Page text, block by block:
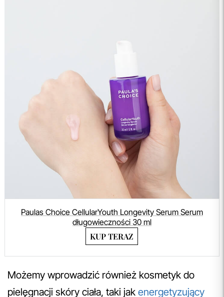
Paulas Choice CellularYouth Longevity Serum Serum
długowieczności 30 ml
KUP TERAZ
Możemy wprowadzić również kosmetyk do
pielęgnacji skóry ciała, taki jak energetyzujący